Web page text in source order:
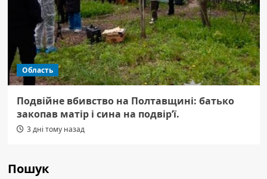
Область
Подвійне вбивство на Полтавщині: батько
закопав матір і сина на подвір’ї.
3 дні тому назад
Пошук